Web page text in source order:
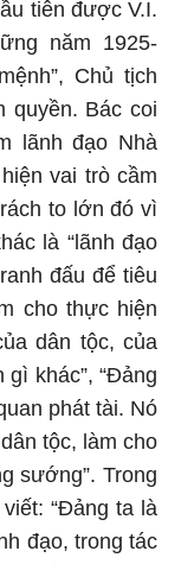
tiên được V.I.
năm 1925-
Chủ tịch
quyền. Bác coi
lãnh đạo Nhà
vai trò cầm
to lớn đó vì
là “lãnh đạo
đấu để tiêu
cho thực hiện
dân tộc, của
khác”, “Đảng
phát tài. Nó
tộc, làm cho
sướng”. Trong
“Đảng ta là
đạo, trong tác